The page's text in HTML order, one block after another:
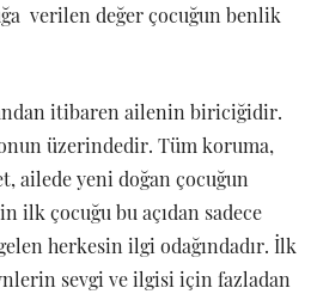
verilen değer çocuğun benlik
itibaren ailenin biriciğidir.
üzerindedir. Tüm koruma,
ailede yeni doğan çocuğun
ilk çocuğu bu açıdan sadece
herkesin ilgi odağındadır. İlk
sevgi ve ilgisi için fazladan